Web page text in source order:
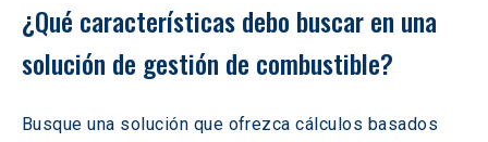
¿Qué características debo buscar en una
solución de gestión de combustible?
Busque una solución que ofrezca cálculos basados